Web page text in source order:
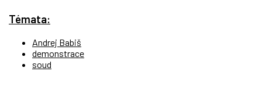
Témata:
Andrej Babiš
demonstrace
soud